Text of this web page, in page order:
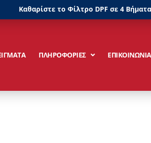
Καθαρίστε το Φίλτρο DPF σε 4 Βήματα
ΠΛΗΡΟΦΟΡΙΕΣ ΕΠΙΚΟΙΝΩΝΙΑ